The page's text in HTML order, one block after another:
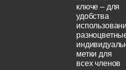
ключе – для
удобства
метки для
всех членов